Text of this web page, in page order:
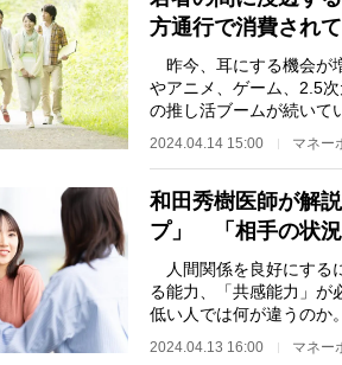
方通行で消費され
昨今、耳にする機会が
やアニメ、ゲーム、2.5
の推し活ブームが続いて
2024.04.14 15:00 マネー
和田秀樹医師が解
プ」 「相手の状
人間関係を良好にする
る能力、「共感能力」が
低い人では何が違うのか
2024.04.13 16:00 マネー